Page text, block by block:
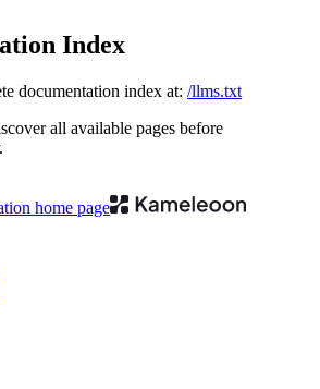
Index
documentation index at: /llms.txt
all available pages before
home page